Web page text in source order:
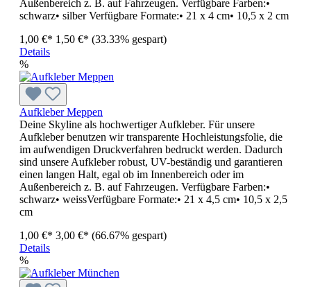
Außenbereich z. B. auf Fahrzeugen. Verfügbare Farben:•
schwarz• silber Verfügbare Formate:• 21 x 4 cm• 10,5 x 2 cm
1,00 €* 1,50 €* (33.33% gespart)
Details
%
Aufkleber Meppen
Deine Skyline als hochwertiger Aufkleber. Für unsere
Aufkleber benutzen wir transparente Hochleistungsfolie, die
im aufwendigen Druckverfahren bedruckt werden. Dadurch
sind unsere Aufkleber robust, UV-beständig und garantieren
einen langen Halt, egal ob im Innenbereich oder im
Außenbereich z. B. auf Fahrzeugen. Verfügbare Farben:•
schwarz• weissVerfügbare Formate:• 21 x 4,5 cm• 10,5 x 2,5
cm
1,00 €* 3,00 €* (66.67% gespart)
Details
%